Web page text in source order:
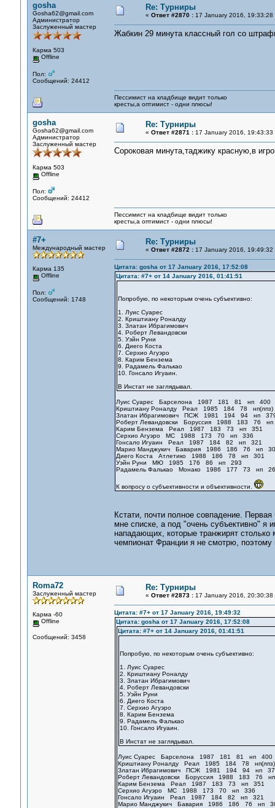
gosha
Gosha62@gmail.com
Администратор
Заслуженный мастер
Карма 503
Offline
Пол:
Сообщений: 24412
Re: Турниры
« Ответ #2870 :17 January 2016, 19:33:28
Жабкин 29 минута классный гол со
Пессимист на кладбище видит только
кресты,а оптимист - одни плюсы!
gosha
Gosha62@gmail.com
Администратор
Заслуженный мастер
Карма 503
Offline
Пол:
Сообщений: 24412
Re: Турниры
« Ответ #2871 :17 January 2016, 19:43:33
Сороковая минута,таджику красную,в
Пессимист на кладбище видит только
кресты,а оптимист - одни плюсы!
#7+
Международный мастер
Карма 135
Offline
Пол:
Сообщений: 1748
Re: Турниры
« Ответ #2872 :17 January 2016, 19:49:32
Цитата: gosha от 17 January 2016, 17:52:08
Цитата: #7+ от 14 January 2016, 01:41:51
Попробую, по некоторым очень субъективно:
1. Луис Суарес
2. Криштиану Роналду
3. Златан Ибрагимович
4. Роберт Левандовски
5. Уэйн Руни
6. Диего Коста
7. Серхио Агуэро
8. Карим Бензема
9. Радамель Фалькао
10. Гонсало Игуаин.
В Инстат не заглядывал.
Луис Суарес Барселона 1987 181 81 нп 400
Криштиану Роналду Реал 1985 184 78
Златан Ибрагимович ПСЖ 1981 194 94 нп
Роберт Левандовски Боруссия 1988 183 76
Карим Бензема Реал 1987 183 73 нп 351
Серхио Агуэро МС 1988 173 70 нп 336
Гонсало Игуаин Реал 1987 184 82 нп 321
Марио Манджукич Бавария 1986 186 76 нп
Диего Коста Атлетико 1988 186 78 нп 301
Уэйн Руни МЮ 1985 176 86 нп 293
Радамель Фалькао Монако 1986 177 73 нп
К вопросу о субъективности и объективности.
Кстати, почти полное совпадение.
мне списке, а под "очень субъективно" я
нападающих, которые транжирят
чемпионат Франции я не смотрю,
Roma72
Заслуженный мастер
Карма -60
Offline
Сообщений: 3458
Re: Турниры
« Ответ #2873 :17 January 2016, 20:30:38
Цитата: #7+ от 17 January 2016, 19:49:32
Цитата: gosha от 17 January 2016, 17:52:08
Цитата: #7+ от 14 January 2016, 01:41:51
Попробую, по некоторым очень субъективно:
1. Луис Суарес
2. Криштиану Роналду
3. Златан Ибрагимович
4. Роберт Левандовски
5. Уэйн Руни
6. Диего Коста
7. Серхио Агуэро
8. Карим Бензема
9. Радамель Фалькао
10. Гонсало Игуаин.
В Инстат не заглядывал.
Луис Суарес Барселона 1987 181 81 нп 400
Криштиану Роналду Реал 1985 184 78
Златан Ибрагимович ПСЖ 1981 194 94 нп
Роберт Левандовски Боруссия 1988 183 76
Карим Бензема Реал 1987 183 73 нп 351
Серхио Агуэро МС 1988 173 70 нп 336
Гонсало Игуаин Реал 1987 184 82 нп 321
Марио Манджукич Бавария 1986 186 76 нп